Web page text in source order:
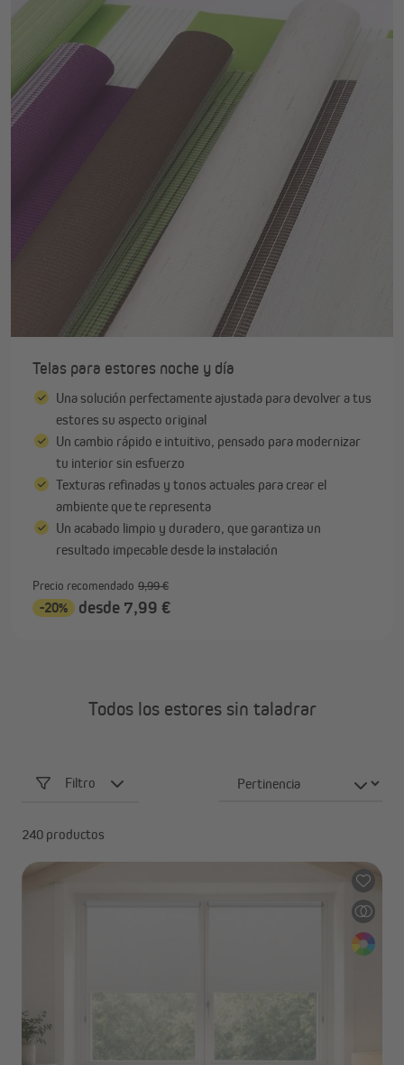
Telas para estores noche y día
Una solución perfectamente ajustada para devolver a tus
estores su aspecto original
Un cambio rápido e intuitivo, pensado para modernizar
tu interior sin esfuerzo
Texturas refinadas y tonos actuales para crear el
ambiente que te representa
Un acabado limpio y duradero, que garantiza un
resultado impecable desde la instalación
Precio recomendado 9,99 €
-20% desde 7,99 €
Todos los estores sin taladrar
Filtro
240 productos